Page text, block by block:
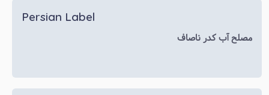
Persian Label
مصلح آب کدر ناصاف